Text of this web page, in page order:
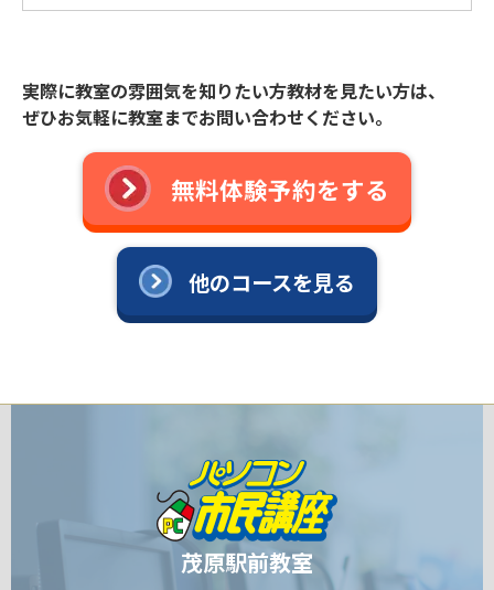
実際に教室の雰囲気を知りたい方教材を見たい方は、
ぜひお気軽に教室までお問い合わせください。
無料体験予約をする
他のコースを見る
茂原駅前教室